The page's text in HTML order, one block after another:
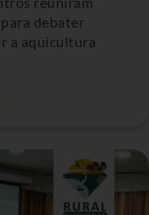
debater
a aquicultura